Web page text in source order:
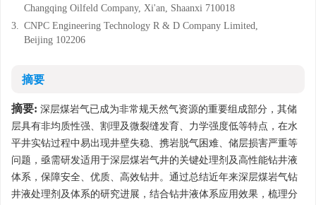
Changqing Oilfeld Company, Xi'an, Shaanxi 710018
3. CNPC Engineering Technology R & D Company Limited,
Beijing 102206
摘要
摘要: 深层煤岩气已成为非常规天然气资源的重要组成部分，其储
层具有非均质性强、割理及微裂缝发育、力学强度低等特点，在水
平井实钻过程中易出现井壁失稳、携岩脱气困难、储层损害严重等
问题，亟需研发适用于深层煤岩气井的关键处理剂及高性能钻井液
体系，保障安全、优质、高效钻井。通过总结近年来深层煤岩气钻
井液处理剂及体系的研究进展，结合钻井液体系应用效果，梳理分